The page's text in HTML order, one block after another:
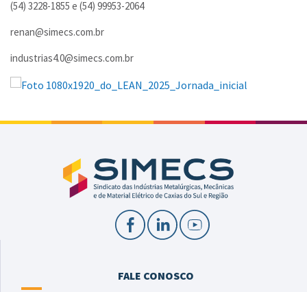
(54) 3228-1855 e (54) 99953-2064
renan@simecs.com.br
industrias4.0@simecs.com.br
FALE CONOSCO